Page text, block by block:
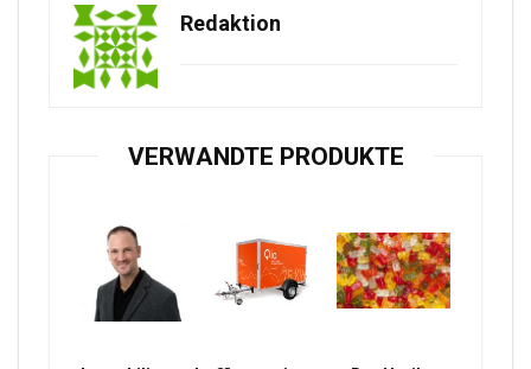
Redaktion
VERWANDTE PRODUKTE